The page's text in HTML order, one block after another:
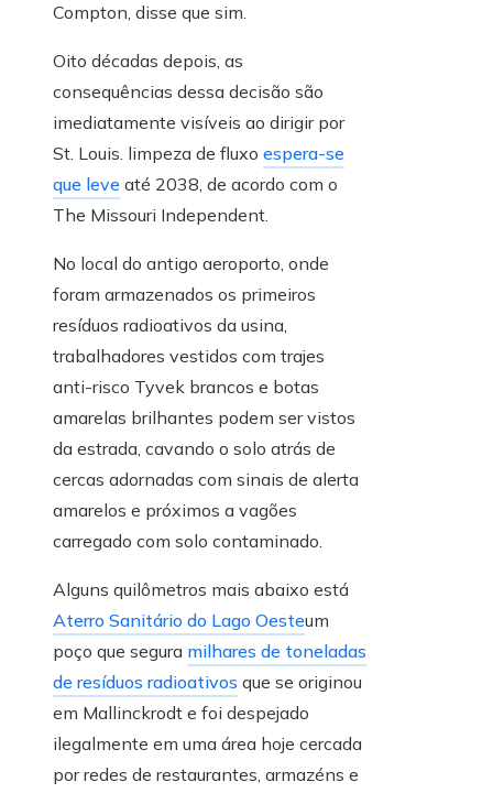
Compton, disse que sim.
Oito décadas depois, as
consequências dessa decisão são
imediatamente visíveis ao dirigir por
St. Louis. limpeza de fluxo espera-se
que leve até 2038, de acordo com o
The Missouri Independent.
No local do antigo aeroporto, onde
foram armazenados os primeiros
resíduos radioativos da usina,
trabalhadores vestidos com trajes
anti-risco Tyvek brancos e botas
amarelas brilhantes podem ser vistos
da estrada, cavando o solo atrás de
cercas adornadas com sinais de alerta
amarelos e próximos a vagões
carregado com solo contaminado.
Alguns quilômetros mais abaixo está
Aterro Sanitário do Lago Oesteum
poço que segura milhares de toneladas
de resíduos radioativos que se originou
em Mallinckrodt e foi despejado
ilegalmente em uma área hoje cercada
por redes de restaurantes, armazéns e